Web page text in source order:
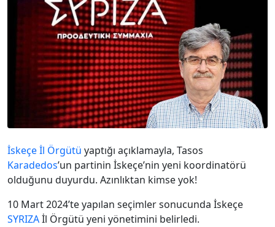
İskeçe İl Örgütü yaptığı açıklamayla, Tasos
Karadedos’un partinin İskeçe’nin yeni koordinatörü
olduğunu duyurdu. Azınlıktan kimse yok!
10 Mart 2024’te yapılan seçimler sonucunda İskeçe
SYRIZAİl Örgütü yeni yönetimini belirledi.